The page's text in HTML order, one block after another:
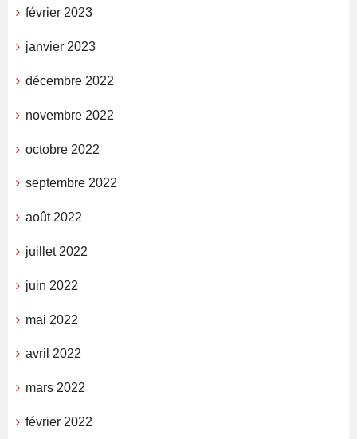
février 2023
janvier 2023
décembre 2022
novembre 2022
octobre 2022
septembre 2022
août 2022
juillet 2022
juin 2022
mai 2022
avril 2022
mars 2022
février 2022